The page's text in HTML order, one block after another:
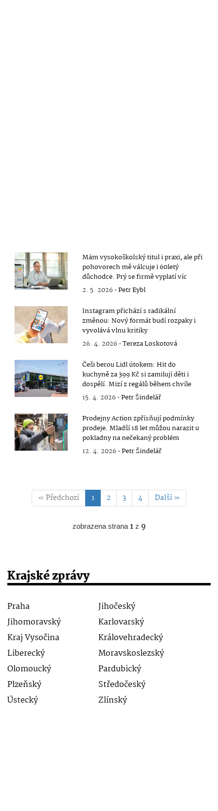
Mám vysokoškolský titul i praxi, ale při
pohovorech mě válcuje i 60letý
důchodce. Prý se firmě vyplatí víc
2. 5. 2026 •Petr Eybl
Instagram přichází s radikální
změnou: Nový formát budí rozpaky i
vyvolává vlnu kritiky
26. 4. 2026 •Tereza Loskotová
Češi berou Lidl útokem: Hit do
kuchyně za 399 Kč si zamilují děti i
dospělí. Mizí z regálů během chvíle
15. 4. 2026 •Petr Šindelář
Prodejny Action zpřísňují podmínky
prodeje. Mladší 18 let můžou narazit u
pokladny na nečekaný problém
12. 4. 2026 •Petr Šindelář
« Předchozí 1 2 3 4 Další »
zobrazena strana1z 9
Krajské zprávy
Praha
Jihočeský
Jihomoravský
Karlovarský
Kraj Vysočina
Královehradecký
Liberecký
Moravskoslezský
Olomoucký
Pardubický
Plzeňský
Středočeský
Ústecký
Zlínský